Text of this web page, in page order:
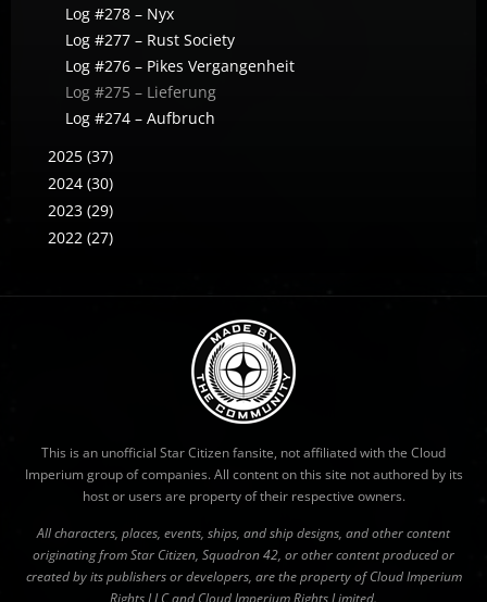
Log #278 – Nyx
Log #277 – Rust Society
Log #276 – Pikes Vergangenheit
Log #275 – Lieferung
Log #274 – Aufbruch
2025 (37)
2024 (30)
2023 (29)
2022 (27)
This is an unofficial Star Citizen fansite, not affiliated with the Cloud
Imperium group of companies. All content on this site not authored by its
host or users are property of their respective owners.
All characters, places, events, ships, and ship designs, and other content
originating from Star Citizen, Squadron 42, or other content produced or
created by its publishers or developers, are the property of Cloud Imperium